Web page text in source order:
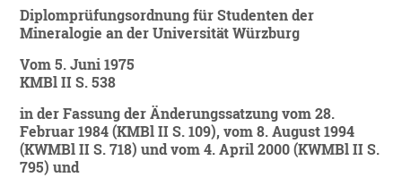
Diplomprüfungsordnung für Studenten der
Mineralogie an der Universität Würzburg
Vom 5. Juni 1975
KMBl II S. 538
in der Fassung der Änderungssatzung vom 28.
Februar 1984 (KMBl II S. 109), vom 8. August 1994
(KWMBl II S. 718) und vom 4. April 2000 (KWMBl II S.
795) und